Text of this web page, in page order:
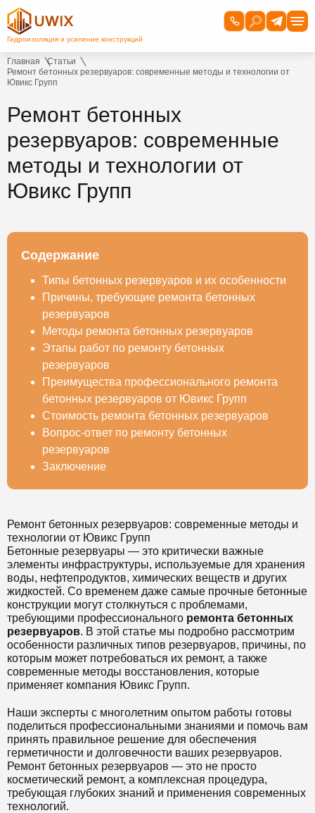
Главная
Статьи
Ремонт бетонных резервуаров: современные методы и технологии от
Ювикс Групп
Ремонт бетонных
резервуаров: современные
методы и технологии от
Ювикс Групп
Содержание
Типы бетонных резервуаров и их особенности
Причины, требующие ремонта бетонных
резервуаров
Методы ремонта бетонных резервуаров
Этапы работ по ремонту бетонных
резервуаров
Преимущества профессионального ремонта
бетонных резервуаров от Ювикс Групп
Стоимость ремонта бетонных резервуаров
Вопрос-ответ по ремонту бетонных
резервуаров
Заключение
Ремонт бетонных резервуаров: современные методы и
технологии от Ювикс Групп
Бетонные резервуары — это критически важные
элементы инфраструктуры, используемые для хранения
воды, нефтепродуктов, химических веществ и других
жидкостей. Со временем даже самые прочные бетонные
конструкции могут столкнуться с проблемами,
требующими профессионального ремонта бетонных
резервуаров. В этой статье мы подробно рассмотрим
особенности различных типов резервуаров, причины, по
которым может потребоваться их ремонт, а также
современные методы восстановления, которые
применяет компания Ювикс Групп.
Наши эксперты с многолетним опытом работы готовы
поделиться профессиональными знаниями и помочь вам
принять правильное решение для обеспечения
герметичности и долговечности ваших резервуаров.
Ремонт бетонных резервуаров — это не просто
косметический ремонт, а комплексная процедура,
требующая глубоких знаний и применения современных
технологий.